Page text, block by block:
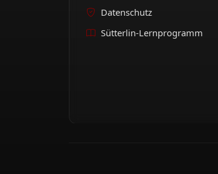
Datenschutz
Sütterlin-Lernprogramm